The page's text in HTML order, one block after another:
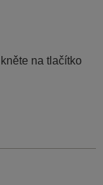
na tlačítko